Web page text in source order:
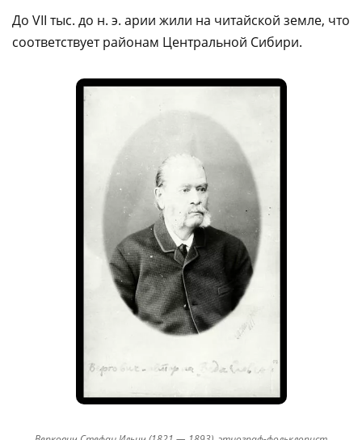
До VII тыс. до н. э. арии жили на читайской земле, что
соответствует районам Центральной Сибири.